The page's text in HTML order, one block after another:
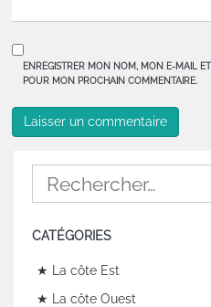
ENREGISTRER MON NOM, MON E-MAIL
POUR MON PROCHAIN COMMENTAIRE.
CATÉGORIES
★ La côte Est
★ La côte Ouest